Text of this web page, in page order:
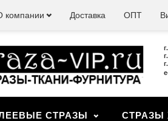
компании Доставка ОПТ
СТРАЗЫ СТРАЗЫ